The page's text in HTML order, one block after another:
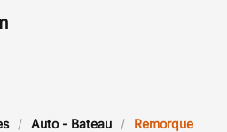
Auto - Bateau Remorque